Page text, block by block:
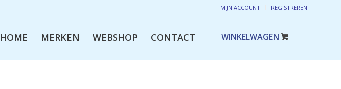
MIJN ACCOUNT REGISTREREN
HOME MERKEN WEBSHOP CONTACT